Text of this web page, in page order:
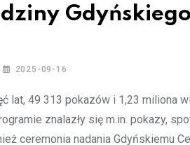
2025-09-16
lat, 49 313 pokazów i 1,23 miliona
znalazły się m.in. pokazy,
ceremonia nadania Gdyńskiemu